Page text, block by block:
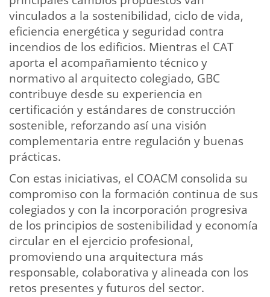
vinculados a la sostenibilidad, ciclo de vida,
eficiencia energética y seguridad contra
incendios de los edificios. Mientras el CAT
aporta el acompañamiento técnico y
normativo al arquitecto colegiado, GBC
contribuye desde su experiencia en
certificación y estándares de construcción
sostenible, reforzando así una visión
complementaria entre regulación y buenas
prácticas.
Con estas iniciativas, el COACM consolida su
compromiso con la formación continua de sus
colegiados y con la incorporación progresiva
de los principios de sostenibilidad y economía
circular en el ejercicio profesional,
promoviendo una arquitectura más
responsable, colaborativa y alineada con los
retos presentes y futuros del sector.